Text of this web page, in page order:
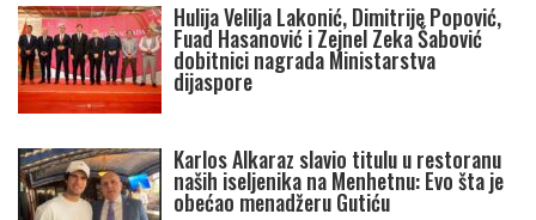
Hulija Velilja Lakonić, Dimitrije Popović,
Fuad Hasanović i Zejnel Zeka Šabović
dobitnici nagrada Ministarstva
dijaspore
Karlos Alkaraz slavio titulu u restoranu
naših iseljenika na Menhetnu: Evo šta je
obećao menadžeru Gutiću